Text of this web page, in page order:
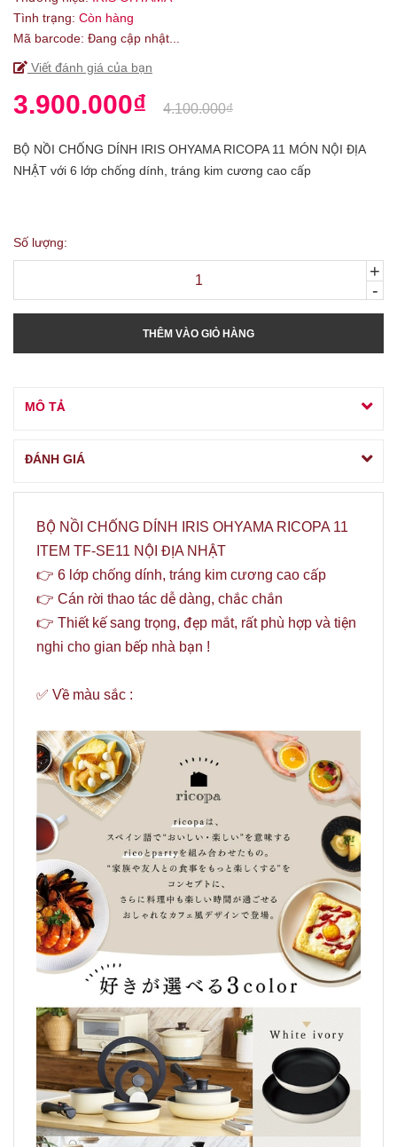
Tình trạng: Còn hàng
Mã barcode: Đang cập nhật...
Viết đánh giá của bạn
3.900.000₫ 4.100.000₫
BỘ NỒI CHỐNG DÍNH IRIS OHYAMA RICOPA 11 MÓN NỘI ĐỊA
NHẬT với 6 lớp chống dính, tráng kim cương cao cấp
Số lượng:
-
+
THÊM VÀO GIỎ HÀNG
MÔ TẢ
ĐÁNH GIÁ
BỘ NỒI CHỐNG DÍNH IRIS OHYAMA RICOPA 11
ITEM TF-SE11 NỘI ĐỊA NHẬT
👉 6 lớp chống dính, tráng kim cương cao cấp
👉 Cán rời thao tác dễ dàng, chắc chắn
👉 Thiết kế sang trọng, đẹp mắt, rất phù hợp và tiện
nghi cho gian bếp nhà bạn !
✅ Về màu sắc :